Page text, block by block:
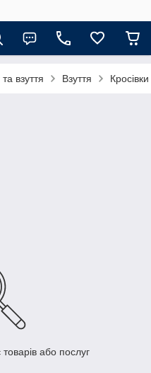
взуття Взуття Кросівки
або послуг